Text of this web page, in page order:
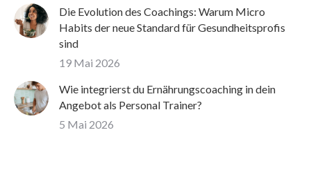
Die Evolution des Coachings: Warum Micro
Habits der neue Standard für Gesundheitsprofis
sind
19 Mai 2026
Wie integrierst du Ernährungscoaching in dein
Angebot als Personal Trainer?
5 Mai 2026